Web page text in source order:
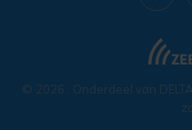
© 2026 . Onderdeel van